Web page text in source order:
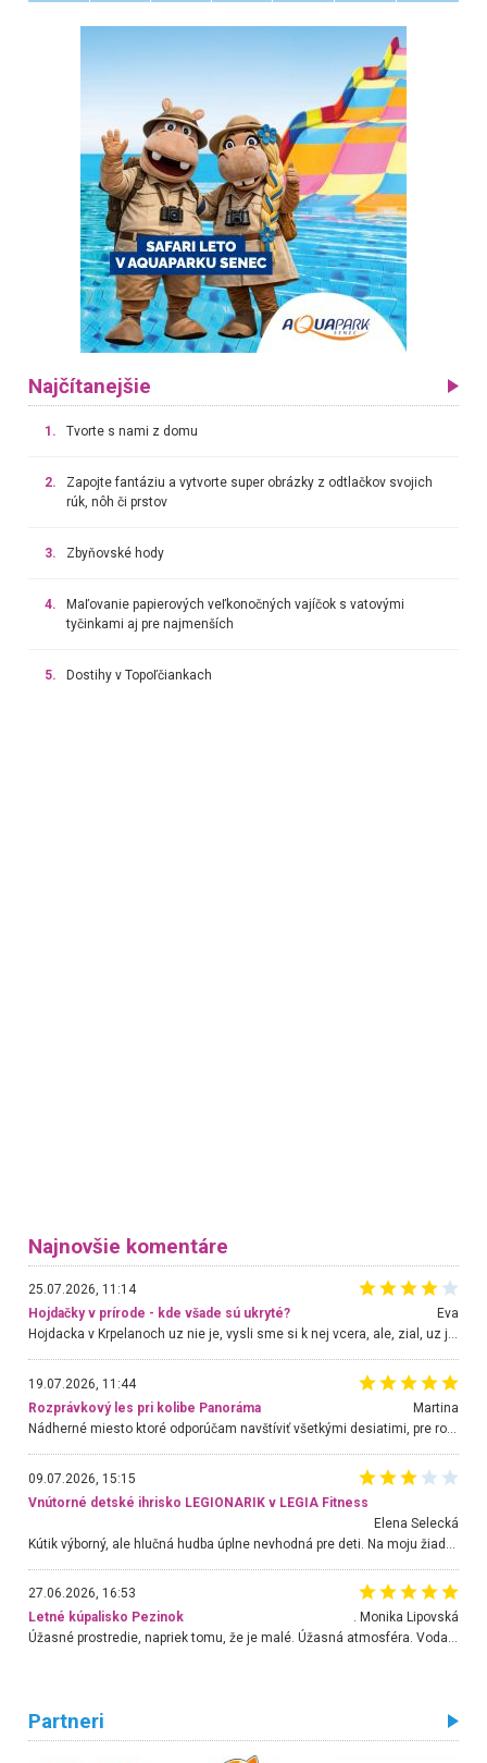
Najčítanejšie
1. Tvorte s nami z domu
2.
Zapojte fantáziu a vytvorte super obrázky z odtlačkov svojich
rúk, nôh či prstov
3. Zbyňovské hody
4.
Maľovanie papierových veľkonočných vajíčok s vatovými
tyčinkami aj pre najmenších
5. Dostihy v Topoľčiankach
Najnovšie komentáre
25.07.2026, 11:14
Hojdačky v prírode - kde všade sú ukryté?
Eva
Hojdacka v Krpelanoch uz nie je, vysli sme si k nej vcera, ale, zial, uz je znicena. Ak sem planujete cestu len kvoli hojdacke, mozete si ju usetrit. Krasny vyhlad je tu vsak aj bez hojdacky :-)
19.07.2026, 11:44
Rozprávkový les pri kolibe Panoráma
Martina
Nádherné miesto ktoré odporúčam navštíviť všetkými desiatimi, pre rodiny s deťmi, dôchodcom... Proste a jednoducho ozaj rozprávkový les.. určite ešte prídeme. Odniesli sme si na pamiatku krásne tričká,
09.07.2026, 15:15
Vnútorné detské ihrisko LEGIONARIK v LEGIA Fitness
Elena Selecká
27.06.2026, 16:53
Letné kúpalisko Pezinok
. Monika Lipovská
Úžasné prostredie, napriek tomu, že je malé. Úžasná atmosféra. Voda fantastická a nádherná. Ľudí je pomerne veľa, ale su mili a ohľaduplní. Je veľmi zaujímavé sledovať, ako dokážu spolu športovať cudzí ľudia a bez ohľadu na vek. Vládne tu pohoda. Vnuka neviem dostať z vody. Ďakujem za krásny deň . Urcite sa sem vrátim. Jediný problém je s parkovaním, ale aj ten sa mi podarilo vyriešiť. Monika Bratislava
Partneri